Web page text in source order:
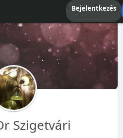
Bejelentkezés
Szigetvári